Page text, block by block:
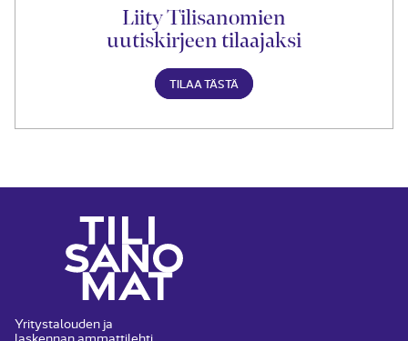
Liity Tilisanomien
uutiskirjeen tilaajaksi
TILAA TÄSTÄ
Yritystalouden ja
laskennan ammattilehti